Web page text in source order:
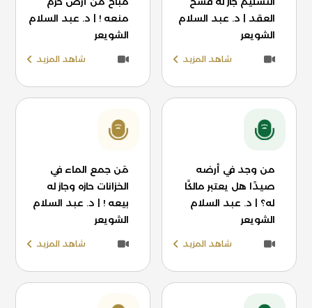
العقد | د. عبد السلام
الشويعر
شاهد المزيد
منعه ! | د. عبد السلام
الشويعر
شاهد المزيد
من وجد في أرضه
صيدًا هل يعتبر مالكًا
له؟ | د. عبد السلام
الشويعر
شاهد المزيد
مَن جمع الماء في
الخزانات حازه وجاز له
بيعه ! | د. عبد السلام
الشويعر
شاهد المزيد